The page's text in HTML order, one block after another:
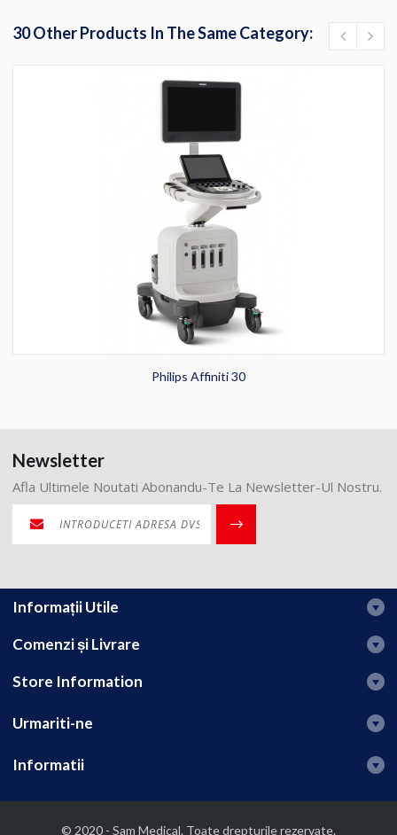
30 Other Products In The Same Category:
Philips Affiniti 30
Newsletter
Afla Ultimele Noutati Abonandu-Te La Newsletter-Ul Nostru.
Informații Utile
Comenzi și Livrare
Store Information
Urmariti-ne
Informatii
© 2020 - Sam Medical. Toate drepturile rezervate.